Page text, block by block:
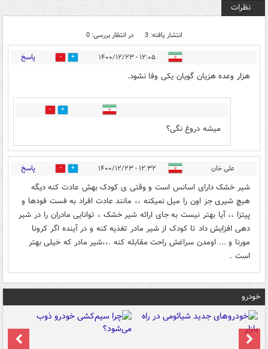
نظرات
انتشار یافته: 3 در انتظار بررسی: 0
۱۲:۰۵ - ۱۴۰۰/۱۲/۲۳ 0 پاسخ
هزار وعده هزیان گویان یکی وفا نشود.
0
میشه دروغ نگی؟
علی خان ۱۲:۳۲ - ۱۴۰۰/۱۲/۲۳ 0 پاسخ
شیر خشک دارای اسانس است و وقتی ی کودک بهش عادت کنه دیگه
هیچ شیری جز اون را میل نمیکنه ،، مانند عادت افراد به فست فودها و
پیتزا ،، آیا بهتر نیست به جای ارائه شیر خشک ، توانایی مادران را در شیر
دهی افزایش داد تا کودک از شیر مادر تغذیه کنه و در آینده اگر کرونا
مورنا و ...‌ اومدن سراغش راحت مقابله کنه .،،شیر مادر که خیلی بهتر
است .
خودرو